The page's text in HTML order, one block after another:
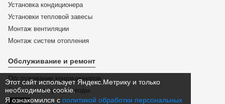
Этот сайт использует Яндекс.Метрику и только
необходимые cookie.
Я ознакомился с политикой обработки персональных
Установка кондиционера
Установки тепловой завесы
Монтаж вентиляции
Монтаж систем отопления
Обслуживание и ремонт
Обслуживание кондиционеров
Замена фильтра для воды